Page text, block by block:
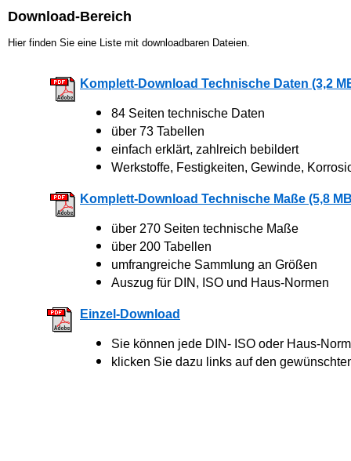
Download-Bereich
Hier finden Sie eine Liste mit downloadbaren Dateien.
Komplett-Download Technische Daten (3,2
84 Seiten technische Daten
über 73 Tabellen
einfach erklärt, zahlreich bebildert
Werkstoffe, Festigkeiten, Gewinde,
Komplett-Download Technische Maße (5,8
über 270 Seiten technische Maße
über 200 Tabellen
umfrangreiche Sammlung an Größen
Auszug für DIN, ISO und Haus-Normen
Einzel-Download
Sie können jede DIN- ISO oder Haus-
klicken Sie dazu links auf den